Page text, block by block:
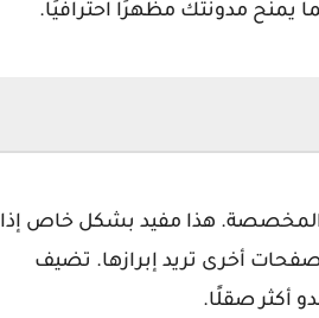
يمنح مدونتك مظهرًا احترافيًا.
المخصصة. هذا مفيد بشكل خاص إذا
أخرى تريد إبرازها. تضيف
أكثر صقلًا.